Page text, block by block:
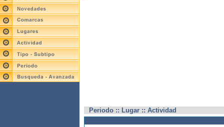
Periodo :: Lugar :: Actividad